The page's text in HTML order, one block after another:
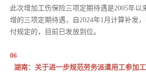
此次增加工伤保险三项定期待遇是2005年以
增的三项定期待遇，自2024年1月计算补发
付规定的，目前已发放到位。
06
湖南：关于进一步规范劳务派遣用工参加工